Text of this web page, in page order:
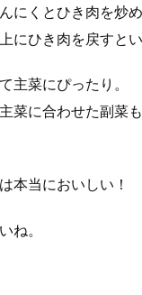
にくとひき肉を炒
にひき肉を戻すとい
主菜にぴったり。
菜に合わせた副菜
本当においしい！
ね。